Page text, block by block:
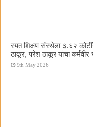
रयत शिक्षण संस्थेला ३.६२
ठाकूर, परेश ठाकूर यांचा कर्मवीर
9th May 2026